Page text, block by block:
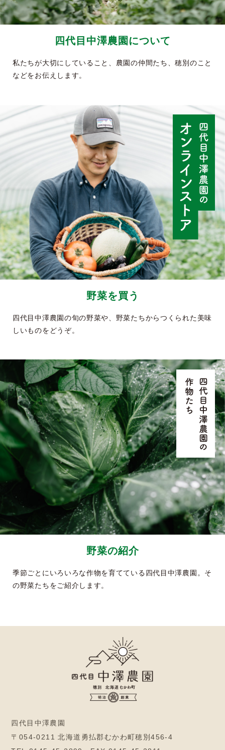
四代目中澤農園について
私たちが大切にしていること、農園の仲間たち、穂別のこと
などをお伝えします。
野菜を買う
四代目中澤農園の旬の野菜や、野菜たちからつくられた美味
しいものをどうぞ。
野菜の紹介
季節ごとにいろいろな作物を育てている四代目中澤農園。そ
の野菜たちをご紹介します。
四代目中澤農園
〒054-0211 北海道勇払郡むかわ町穂別456-4